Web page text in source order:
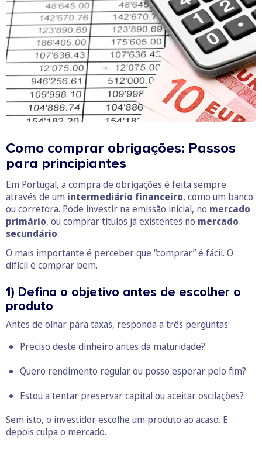
Como comprar obrigações: Passos
para principiantes
Em Portugal, a compra de obrigações é feita sempre
através de um intermediário financeiro, como um banco
ou corretora. Pode investir na emissão inicial, no mercado
primário, ou comprar títulos já existentes no mercado
secundário.
O mais importante é perceber que “comprar” é fácil. O
difícil é comprar bem.
1) Defina o objetivo antes de escolher o
produto
Antes de olhar para taxas, responda a três perguntas:
Preciso deste dinheiro antes da maturidade?
Quero rendimento regular ou posso esperar pelo fim?
Estou a tentar preservar capital ou aceitar oscilações?
Sem isto, o investidor escolhe um produto ao acaso. E
depois culpa o mercado.